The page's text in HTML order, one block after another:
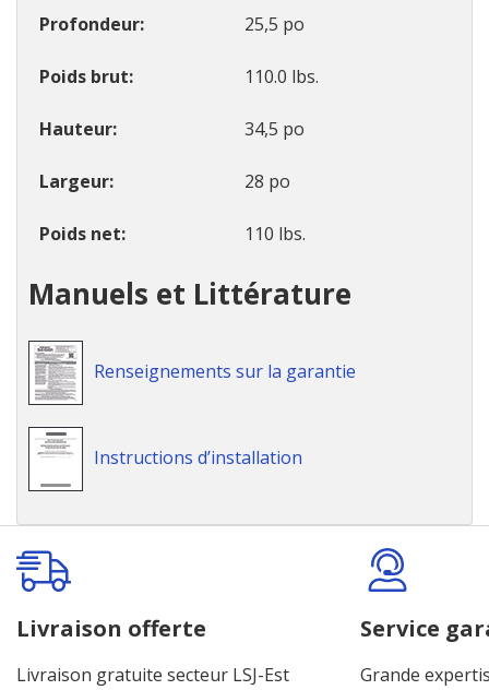
Profondeur 25,5 po
Poids brut 110.0 lbs.
Hauteur 34,5 po
Largeur 28 po
Poids net 110 lbs.
Manuels et Littérature
Renseignements sur la garantie
Instructions d’installation
Onglet
personnalisé
Livraison offerte
Livraison gratuite secteur LSJ-Est
Service
Grande